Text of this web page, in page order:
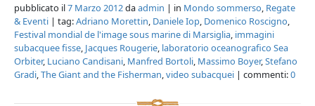
pubblicato il7 Marzo 2012daadmin | in Mondo sommerso Regate
& Eventi | tag:Adriano Morettin Daniele Iop Domenico Roscigno
Festival mondial de l'image sous marine di Marsiglia immagini
subacquee fisse Jacques Rougerie laboratorio oceanografico Sea
Orbiter, Luciano Candisani Manfred Bortoli Massimo Boyer, Stefano
Gradi The Giant and the Fisherman video subacquei | commenti:0